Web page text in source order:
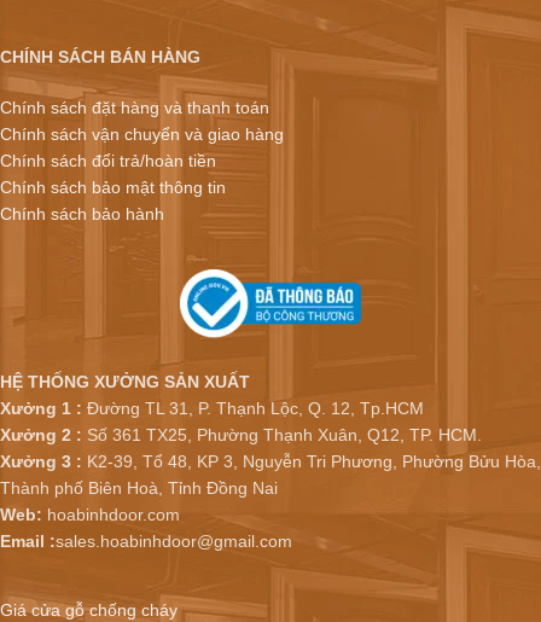
CHÍNH SÁCH BÁN HÀNG
Chính sách đặt hàng và thanh toán
Chính sách vận chuyển và giao hàng
Chính sách đổi trả/hoàn tiền
Chính sách bảo mật thông tin
Chính sách bảo hành
HỆ THỐNG XƯỞNG SẢN XUẤT
Xưởng 1 : Đường TL 31, P. Thạnh Lộc, Q. 12, Tp.HCM
Xưởng 2 : Số 361 TX25, Phường Thạnh Xuân, Q12, TP. HCM.
Xưởng 3 : K2-39, Tổ 48, KP 3, Nguyễn Tri Phương, Phường Bửu Hòa,
Thành phố Biên Hoà, Tỉnh Đồng Nai
Web: hoabinhdoor.com
Email :sales.hoabinhdoor@gmail.com
Giá cửa gỗ chống cháy